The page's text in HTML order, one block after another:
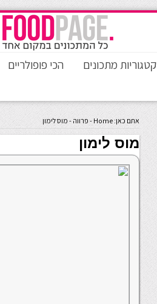
קטגוריות מתכונים הכי פופולריים
אתם כאן: Home
- פרווה - מוס לימון
מוס לימון